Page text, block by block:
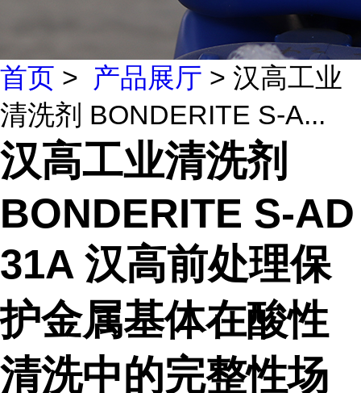
首页 > 产品展厅 > 汉高工业
清洗剂 BONDERITE S-A...
汉高工业清洗剂
BONDERITE S-AD
31A 汉高前处理保
护金属基体在酸性
清洗中的完整性场